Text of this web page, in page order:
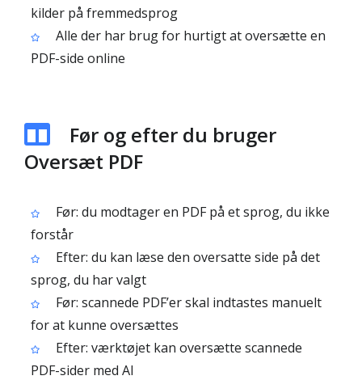
kilder på fremmedsprog
Alle der har brug for hurtigt at oversætte en
PDF-side online
Før og efter du bruger
Oversæt PDF
Før: du modtager en PDF på et sprog, du ikke
forstår
Efter: du kan læse den oversatte side på det
sprog, du har valgt
Før: scannede PDF’er skal indtastes manuelt
for at kunne oversættes
Efter: værktøjet kan oversætte scannede
PDF-sider med AI